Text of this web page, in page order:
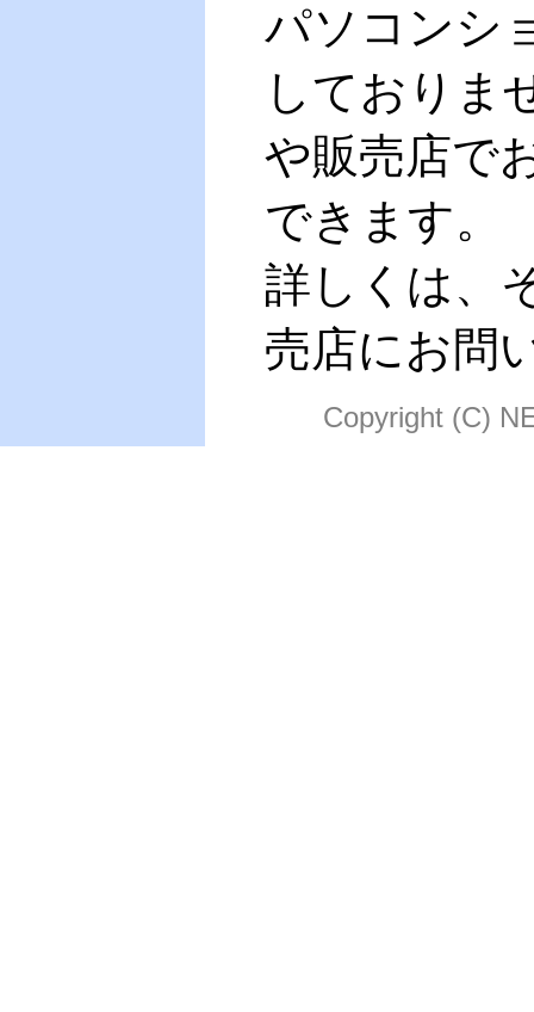
パソコンシ
しておりま
や販売店で
できます。
詳しくは、
売店にお問
Copyright (C)